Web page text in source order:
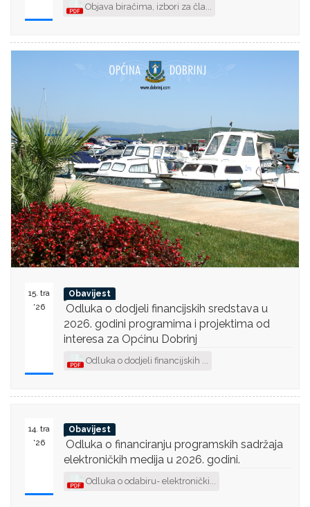
Objava biračima, izbori za čla...
15. tra
'26
Obavijest
Odluka o dodjeli financijskih sredstava u
2026. godini programima i projektima od
interesa za Općinu Dobrinj
Odluka o dodjeli financijskih ...
14. tra
'26
Obavijest
Odluka o financiranju programskih sadržaja
elektroničkih medija u 2026. godini.
Odluka o odabiru- elektronički...